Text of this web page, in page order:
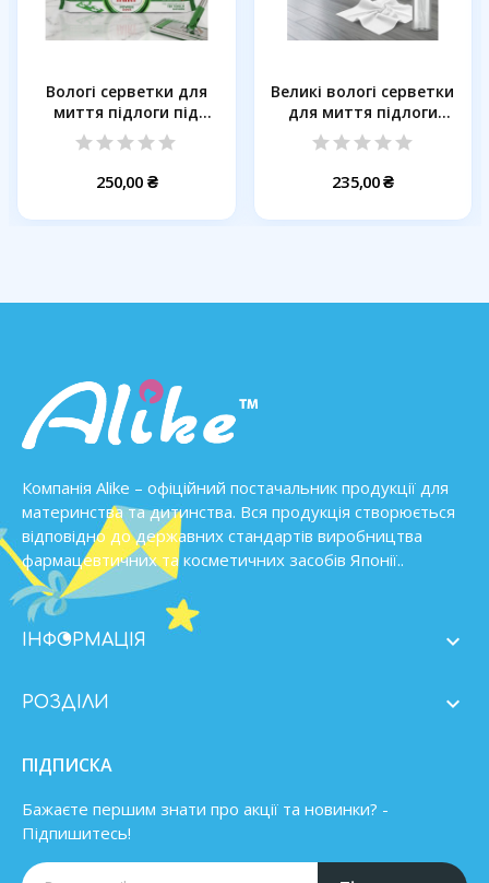
Вологі серветки для
миття підлоги під
швабру...
250,00 ₴
Великі вологі серветки
для миття підлоги
IRGE...
235,00 ₴
Компанія Alike – офіційний постачальник продукції для
материнства та дитинства. Вся продукція створюється
відповідно до державних стандартів виробництва
фармацевтичних та косметичних засобів Японії..
ІНФОРМАЦІЯ 
РОЗДІЛИ 
ПІДПИСКА
Бажаєте першим знати про акції та новинки? -
Підпишитесь!